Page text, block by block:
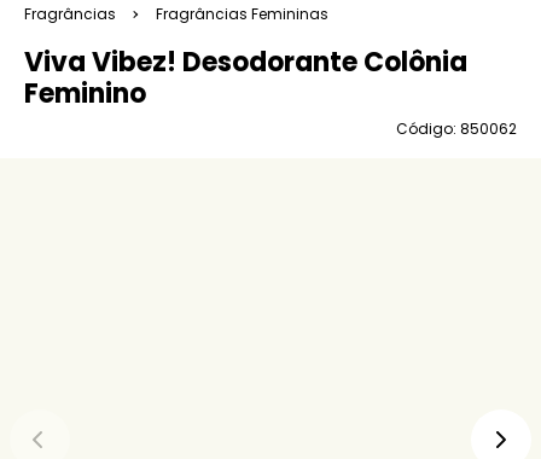
Fragrâncias Fragrâncias Femininas
Viva Vibez! Desodorante Colônia
Feminino
Código: 850062